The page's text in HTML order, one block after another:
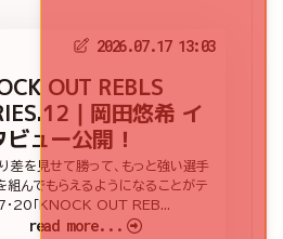
2026.07.17 13:03
OUT REBLS
｜岡田悠希 イ
ビュー公開！
り差を見せて勝って、もっと強い選手
組んでもらえるようになることがテ
・20「KNOCK OUT REB...
read more...